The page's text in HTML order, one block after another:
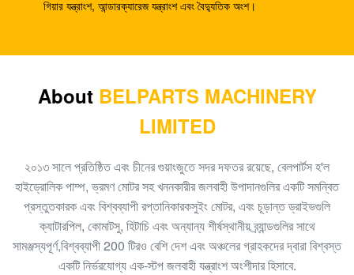
4217015
K3V112DTP SK225 SY215-9 খনক হাইড্রোলিক পাম্প
DH300-7 খনক K5V140DTP পিস্টন তেল পাম্প
খননকারক E330 জলবাহী প্রধান পাম্প A8V0160 1368898
খননকারক E330C হাইড্রোলিক গিয়ার পাম্প, ছোট সোলার পাম্প
2042860
গিয়ার যন্ত্রাংশ, আন্ডারক্যারেজ যন্ত্রাংশ এবং বৈদ্যুতিক অংশ।
About BELPARTS MACHINERY
LIMITED
২০১৩ সালে প্রতিষ্ঠিত এবং চীনের গুয়াংজুতে সদর দফতর রয়েছে, বেলপার্টস হ'ল
হাইড্রোলিক পাম্প, ভ্রমণ মোটর সহ খননকারীর জলবাহী উপাদানগুলির একটি সমন্বিত
প্রস্তুতকারক এবং বিশ্বব্যাপী রপ্তানিকারকসুইং মোটর, এবং চূড়ান্ত ড্রাইভগুলি
ক্যাটারপিল, কোমাটসু, হিটাচি এবং অন্যান্য শীর্ষস্থানীয় ব্র্যান্ডগুলির সাথে
সামঞ্জস্যপূর্ণ,বিশ্বব্যাপী 200 টিরও বেশি দেশ এবং অঞ্চলের গ্রাহকদের দ্বারা বিশ্বস্ত
একটি নির্ভরযোগ্য এক-স্টপ জলবাহী যন্ত্রাংশ অংশীদার হিসাবে.